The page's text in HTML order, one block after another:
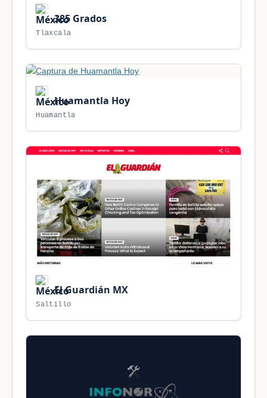
385 Grados
Tlaxcala
Huamantla Hoy
Huamantla
El Guardián MX
Saltillo